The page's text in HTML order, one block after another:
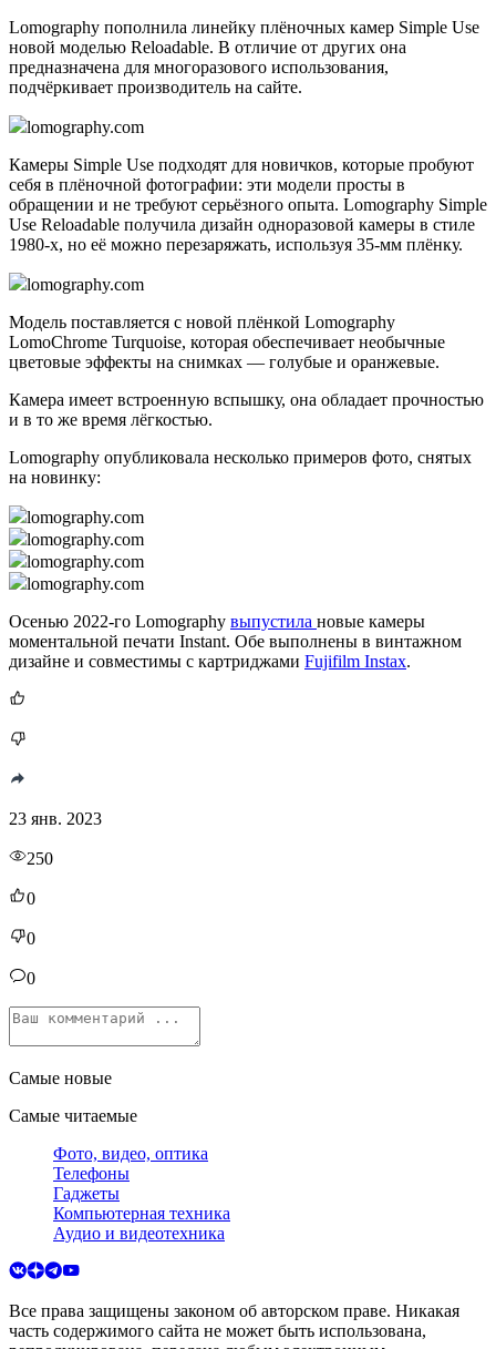
Lomography пополнила линейку плёночных камер Simple Use
новой моделью Reloadable. В отличие от других она
предназначена для многоразового использования,
подчёркивает производитель на сайте.
lomography.com
Камеры Simple Use подходят для новичков, которые пробуют
себя в плёночной фотографии: эти модели просты в
обращении и не требуют серьёзного опыта. Lomography Simple
Use Reloadable получила дизайн одноразовой камеры в стиле
1980-х, но её можно перезаряжать, используя 35-мм плёнку.
lomography.com
Модель поставляется с новой плёнкой Lomography
LomoChrome Turquoise, которая обеспечивает необычные
цветовые эффекты на снимках — голубые и оранжевые.
Камера имеет встроенную вспышку, она обладает прочностью
и в то же время лёгкостью.
Lomography опубликовала несколько примеров фото, снятых
на новинку:
lomography.com
lomography.com
lomography.com
lomography.com
Осенью 2022-го Lomography выпустила новые камеры
моментальной печати Instant. Обе выполнены в винтажном
дизайне и совместимы с картриджами Fujifilm Instax.
23 янв. 2023
250
0
0
0
Самые новые
Самые читаемые
Фото, видео, оптика
Телефоны
Гаджеты
Компьютерная техника
Аудио и видеотехника
Все права защищены законом об авторском праве. Никакая
часть содержимого сайта не может быть использована,